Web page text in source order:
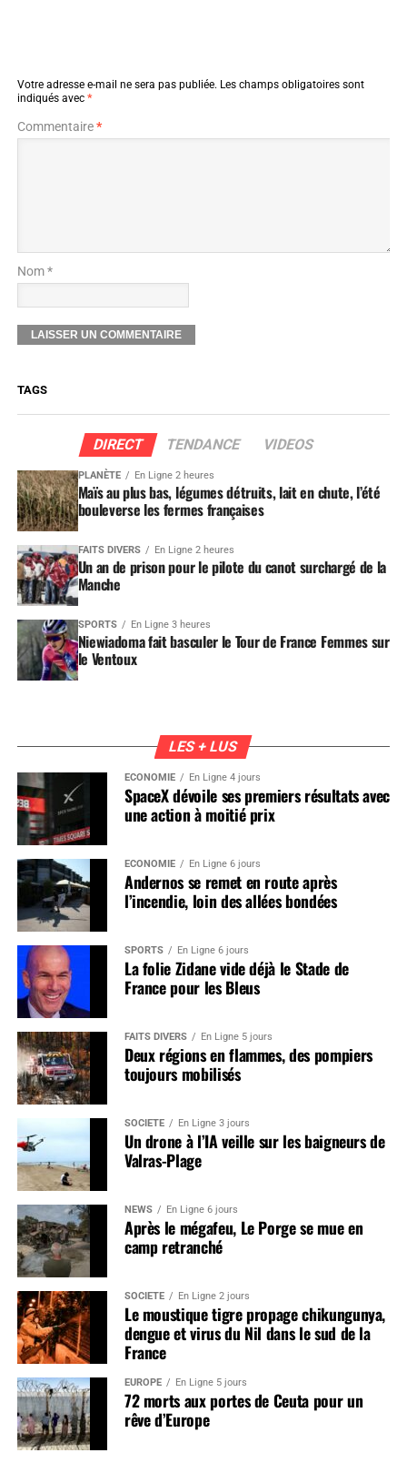
Votre adresse e-mail ne sera pas publiée. Les champs obligatoires sont
indiqués avec *
Commentaire*
Nom *
TAGS
DIRECT TENDANCE VIDEOS
PLANÈTE En Ligne 2 heures
Maïs au plus bas, légumes détruits, lait en chute, l’été
bouleverse les fermes françaises
FAITS DIVERS En Ligne 2 heures
Un an de prison pour le pilote du canot surchargé de la
Manche
SPORTS En Ligne 3 heures
Niewiadoma fait basculer le Tour de France Femmes sur
le Ventoux
LES + LUS
ÉCONOMIE En Ligne 4 jours
SpaceX dévoile ses premiers résultats avec
une action à moitié prix
ÉCONOMIE En Ligne 6 jours
Andernos se remet en route après
l’incendie, loin des allées bondées
SPORTS En Ligne 6 jours
La folie Zidane vide déjà le Stade de
France pour les Bleus
FAITS DIVERS En Ligne 5 jours
Deux régions en flammes, des pompiers
toujours mobilisés
SOCIÉTÉ En Ligne 3 jours
Un drone à l’IA veille sur les baigneurs de
Valras-Plage
NEWS En Ligne 6 jours
Après le mégafeu, Le Porge se mue en
camp retranché
SOCIÉTÉ En Ligne 2 jours
Le moustique tigre propage chikungunya,
dengue et virus du Nil dans le sud de la
France
EUROPE En Ligne 5 jours
72 morts aux portes de Ceuta pour un
rêve d’Europe